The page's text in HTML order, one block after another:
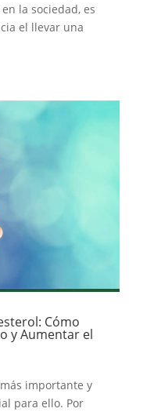
la sociedad, es
el llevar una
Cómo
y Aumentar el
importante y
para ello. Por